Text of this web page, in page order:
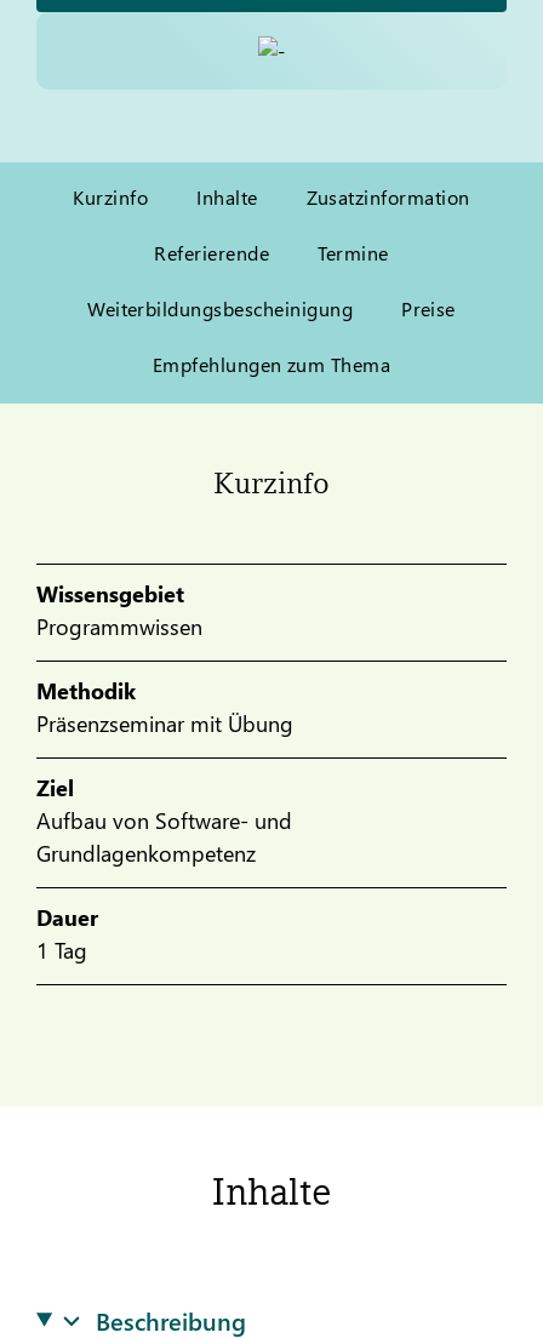
Kurzinfo Inhalte Zusatzinformation
Referierende Termine
Weiterbildungsbescheinigung Preise
Empfehlungen zum Thema
Kurzinfo
Wissensgebiet
Programmwissen
Methodik
Präsenzseminar mit Übung
Ziel
Aufbau von Software- und
Grundlagenkompetenz
Dauer
1 Tag
Inhalte
Beschreibung